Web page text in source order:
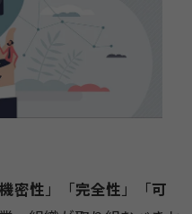
機密性 」「完全性 」「可